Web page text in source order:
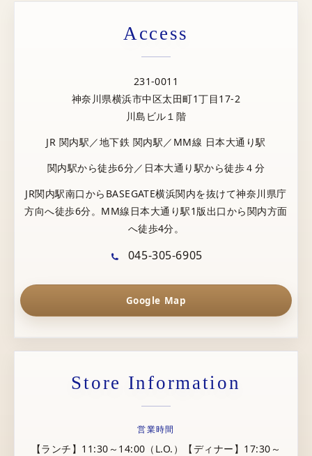
Access
231-0011
神奈川県横浜市中区太田町1丁目17-2
川島ビル１階
JR 関内駅／地下鉄 関内駅／MM線 日本大通り駅
関内駅から徒歩6分／日本大通り駅から徒歩４分
JR関内駅南口からBASEGATE横浜関内を抜けて神奈川県庁
方向へ徒歩6分。MM線日本大通り駅1版出口から関内方面
へ徒歩4分。
045-305-6905
Google Map
Store Information
営業時間
【ランチ】11:30～14:00（L.O.）【ディナー】17:30～